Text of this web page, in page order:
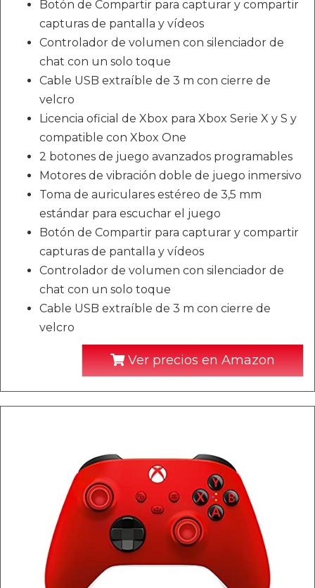
Botón de Compartir para capturar y compartir
capturas de pantalla y vídeos
Controlador de volumen con silenciador de
chat con un solo toque
Cable USB extraíble de 3 m con cierre de
velcro
Licencia oficial de Xbox para Xbox Serie X y S y
compatible con Xbox One
2 botones de juego avanzados programables
Motores de vibración doble de juego inmersivo
Toma de auriculares estéreo de 3,5 mm
estándar para escuchar el juego
Botón de Compartir para capturar y compartir
capturas de pantalla y vídeos
Controlador de volumen con silenciador de
chat con un solo toque
Cable USB extraíble de 3 m con cierre de
velcro
Ver precios en Amazon